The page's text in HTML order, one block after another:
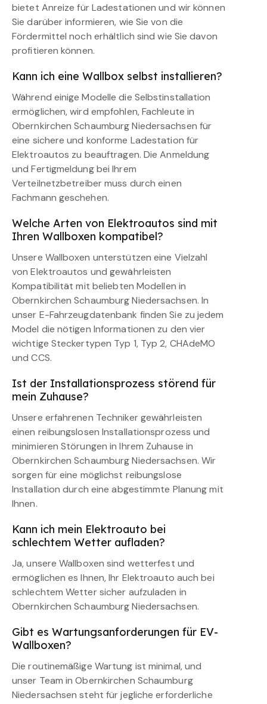
bietet Anreize für Ladestationen und wir können
Sie darüber informieren, wie Sie von die
Fördermittel noch erhältlich sind wie Sie davon
profitieren können.
Kann ich eine Wallbox selbst installieren?
Während einige Modelle die Selbstinstallation
ermöglichen, wird empfohlen, Fachleute in
Obernkirchen Schaumburg Niedersachsen für
eine sichere und konforme Ladestation für
Elektroautos zu beauftragen. Die Anmeldung
und Fertigmeldung bei Ihrem
Verteilnetzbetreiber muss durch einen
Fachmann geschehen.
Welche Arten von Elektroautos sind mit
Ihren Wallboxen kompatibel?
Unsere Wallboxen unterstützen eine Vielzahl
von Elektroautos und gewährleisten
Kompatibilität mit beliebten Modellen in
Obernkirchen Schaumburg Niedersachsen. In
unser E-Fahrzeugdatenbank finden Sie zu jedem
Model die nötigen Informationen zu den vier
wichtige Steckertypen Typ 1, Typ 2, CHAdeMO
und CCS.
Ist der Installationsprozess störend für
mein Zuhause?
Unsere erfahrenen Techniker gewährleisten
einen reibungslosen Installationsprozess und
minimieren Störungen in Ihrem Zuhause in
Obernkirchen Schaumburg Niedersachsen. Wir
sorgen für eine möglichst reibungslose
Installation durch eine abgestimmte Planung mit
Ihnen.
Kann ich mein Elektroauto bei
schlechtem Wetter aufladen?
Ja, unsere Wallboxen sind wetterfest und
ermöglichen es Ihnen, Ihr Elektroauto auch bei
schlechtem Wetter sicher aufzuladen in
Obernkirchen Schaumburg Niedersachsen.
Gibt es Wartungsanforderungen für EV-
Wallboxen?
Die routinemäßige Wartung ist minimal, und
unser Team in Obernkirchen Schaumburg
Niedersachsen steht für jegliche erforderliche